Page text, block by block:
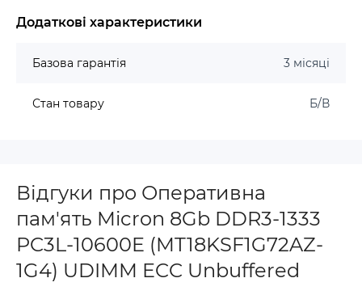
Додаткові характеристики
Базова гарантія 3 місяці
Стан товару Б/В
Відгуки про Оперативна
пам'ять Micron 8Gb DDR3-1333
PC3L-10600E (MT18KSF1G72AZ-
1G4) UDIMM ECC Unbuffered